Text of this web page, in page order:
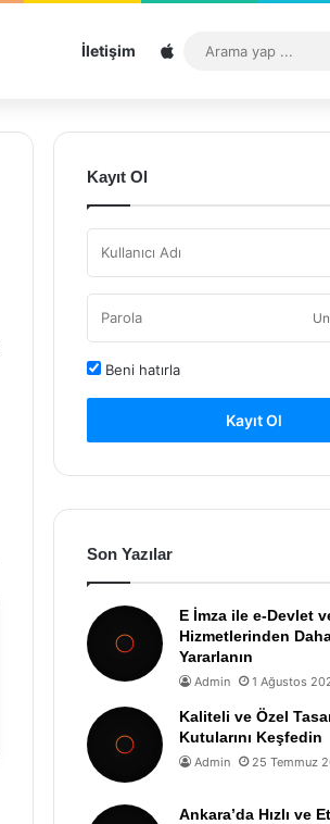
İletişim Sitemap
Kayıt Ol
Beni hatırla
Kayıt Ol
Son Yazılar
E İmza ile e-Devlet
Hizmetlerinden
Yararlanın
Admin 1 Ağustos
Kaliteli ve Özel
Kutularını Keşfedin
Admin 25 Temmuz
Ankara’da Hızlı ve